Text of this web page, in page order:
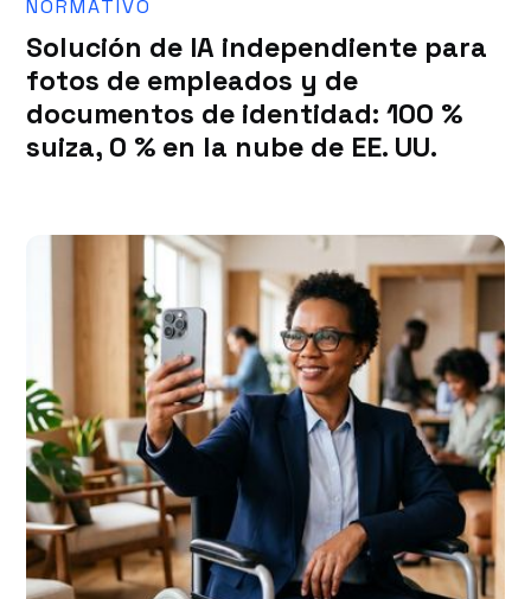
NORMATIVO
Solución de IA independiente para
fotos de empleados y de
documentos de identidad: 100 %
suiza, 0 % en la nube de EE. UU.